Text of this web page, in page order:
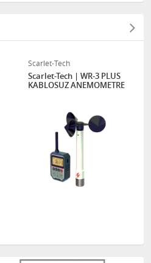
Scarlet-Tech
Scarlet-Tech | WR-3 PLUS
KABLOSUZ ANEMOMETRE